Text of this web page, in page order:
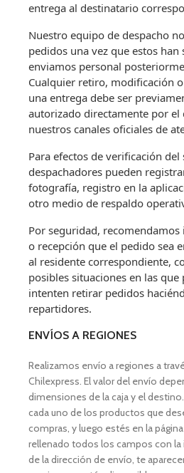
entrega al destinatario
Nuestro equipo de despacho
pedidos una vez que estos
enviamos personal
Cualquier retiro, modificación
una entrega debe ser
autorizado directamente por el
nuestros canales oficiales de
Para efectos de verificación
despachadores pueden
fotografía, registro en la
otro medio de respaldo
Por seguridad,
o recepción que el pedido sea
al residente correspondiente,
posibles situaciones en las que
intenten retirar pedidos
repartidores.
ENVÍOS A REGIONES
Realizamos envío a regiones a
Chilexpress. El valor del envío
dimensiones de la caja y el
cada uno de los productos que
compras, y luego estés en la
rellenado todos los campos con
de la dirección de envío, te